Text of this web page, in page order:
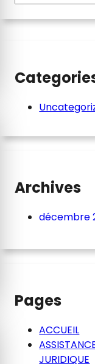
r
c
Archives
décembre
Pages
ACCUEIL
JURIDIQUE